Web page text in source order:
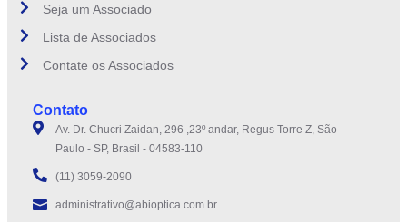
Seja um Associado
Lista de Associados
Contate os Associados
Contato
Av. Dr. Chucri Zaidan, 296 ,23º andar, Regus Torre Z, São
Paulo - SP, Brasil - 04583-110
(11) 3059-2090
administrativo@abioptica.com.br